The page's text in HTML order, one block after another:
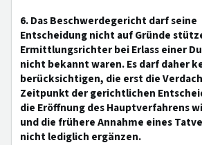
6. Das Beschwerdegericht darf seine
Entscheidung nicht auf Gründe
Ermittlungsrichter bei Erlass einer
nicht bekannt waren. Es darf daher
berücksichtigen, die erst die
Zeitpunkt der gerichtlichen
die Eröffnung des Hauptverfahrens
und die frühere Annahme eines
nicht lediglich ergänzen.